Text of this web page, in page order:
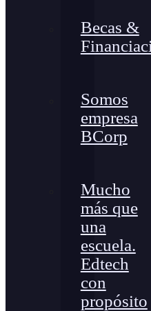
Becas &
Somos
empresa
BCorp
Mucho
más que
una
escuela.
Edtech
con
propósito